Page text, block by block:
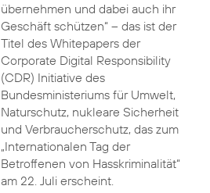
übernehmen und dabei auch ihr
Geschäft schützen“ – das ist der
Titel des Whitepapers der
Corporate Digital Responsibility
(CDR) Initiative des
Bundesministeriums für Umwelt,
Naturschutz, nukleare Sicherheit
und Verbraucherschutz, das zum
„Internationalen Tag der
Betroffenen von Hasskriminalität“
am 22. Juli erscheint.